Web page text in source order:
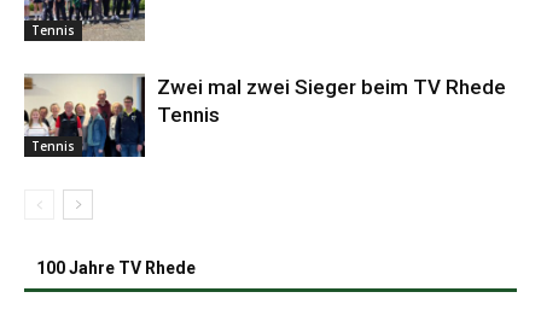
Tennis
Tennis
Zwei mal zwei Sieger beim TV Rhede
Tennis
100 Jahre TV Rhede